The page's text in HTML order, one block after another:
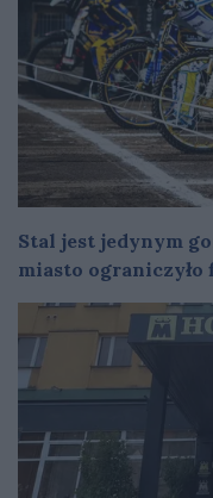
Stal jest jedynym
miasto ograniczyło